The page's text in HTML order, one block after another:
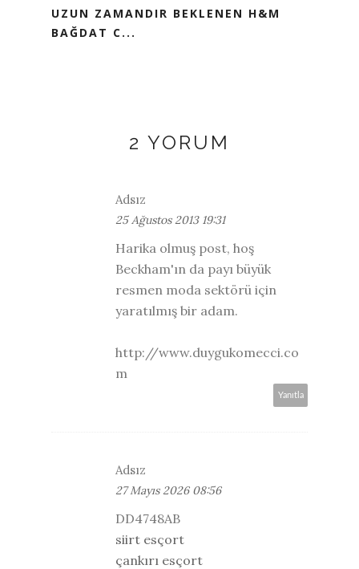
UZUN ZAMANDIR BEKLENEN H&M
BAĞDAT C...
2 YORUM
Adsız
25 Ağustos 2013 19:31
Harika olmuş post, hoş
Beckham'ın da payı büyük
resmen moda sektörü için
yaratılmış bir adam.
http://www.duygukomecci.co
m
Yanıtla
Adsız
27 Mayıs 2026 08:56
DD4748AB
siirt esçort
çankırı esçort